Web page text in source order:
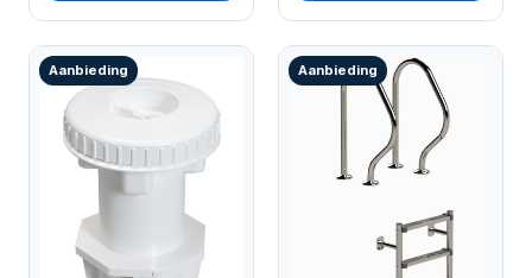
Aanbieding Aanbieding